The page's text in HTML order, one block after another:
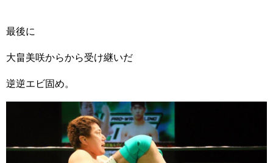
最後に
大畠美咲からから受け継いだ
逆逆エビ固め。